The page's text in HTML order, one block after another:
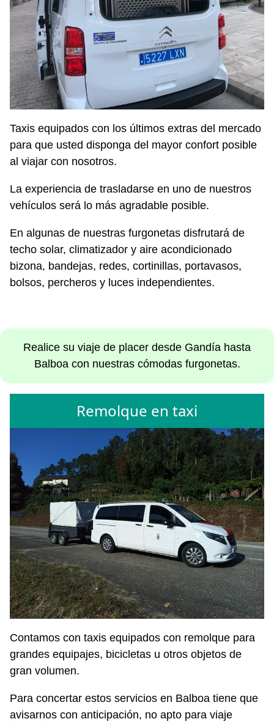
Taxis equipados con los últimos extras del mercado
para que usted disponga del mayor confort posible
al viajar con nosotros.
La experiencia de trasladarse en uno de nuestros
vehículos será lo más agradable posible.
En algunas de nuestras furgonetas disfrutará de
techo solar, climatizador y aire acondicionado
bizona, bandejas, redes, cortinillas, portavasos,
bolsos, percheros y luces independientes.
Realice su viaje de placer desde Gandía hasta
Balboa con nuestras cómodas furgonetas.
Remolque en taxi
Contamos con taxis equipados con remolque para
grandes equipajes, bicicletas u otros objetos de
gran volumen.
Para concertar estos servicios en Balboa tiene que
avisarnos con anticipación, no apto para viaje